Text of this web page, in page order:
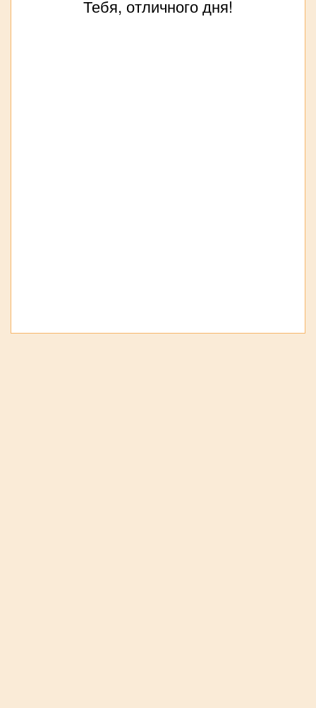
Тебя, отличного дня!